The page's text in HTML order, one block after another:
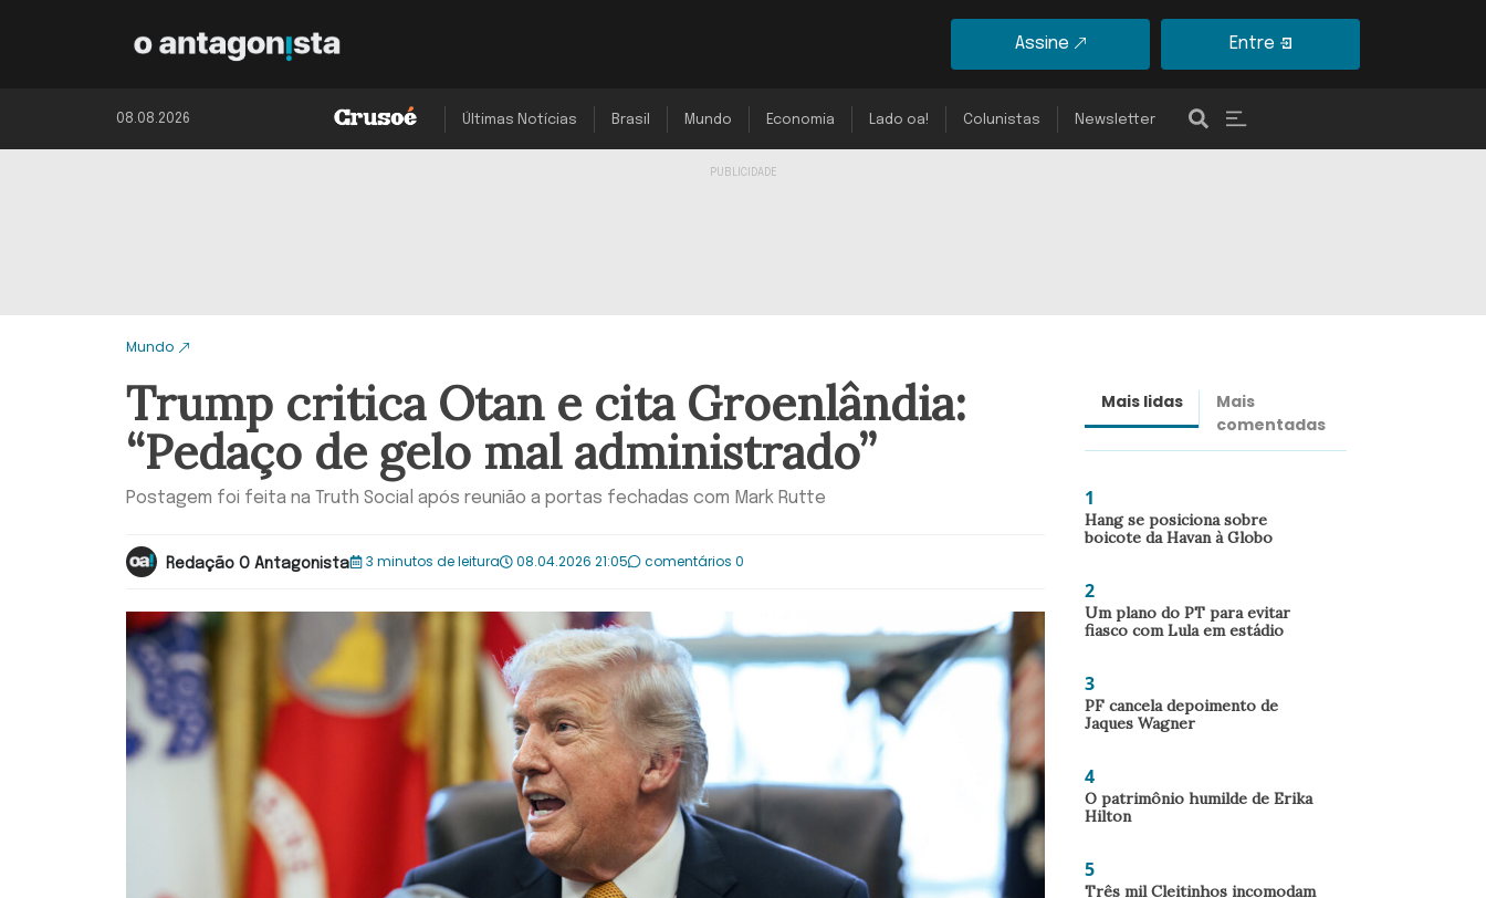
Assine Entre
08.08.2026 Últimas Notícias Brasil Mundo Economia Lado oa! Colunistas Newsletter
Mundo
Trump critica Otan e cita Groenlândia:
“Pedaço de gelo mal administrado”
Postagem foi feita na Truth Social após reunião a portas fechadas com Mark Rutte
Redação O Antagonista 3 minutos de leitura 08.04.2026 21:05 comentários 0
Mais lidas
Mais
comentadas
1
Hang se posiciona sobre
boicote da Havan à Globo
2
Um plano do PT para evitar
fiasco com Lula em estádio
3
PF cancela depoimento de
Jaques Wagner
4
O patrimônio humilde de Erika
Hilton
5
Três mil Cleitinhos incomodam